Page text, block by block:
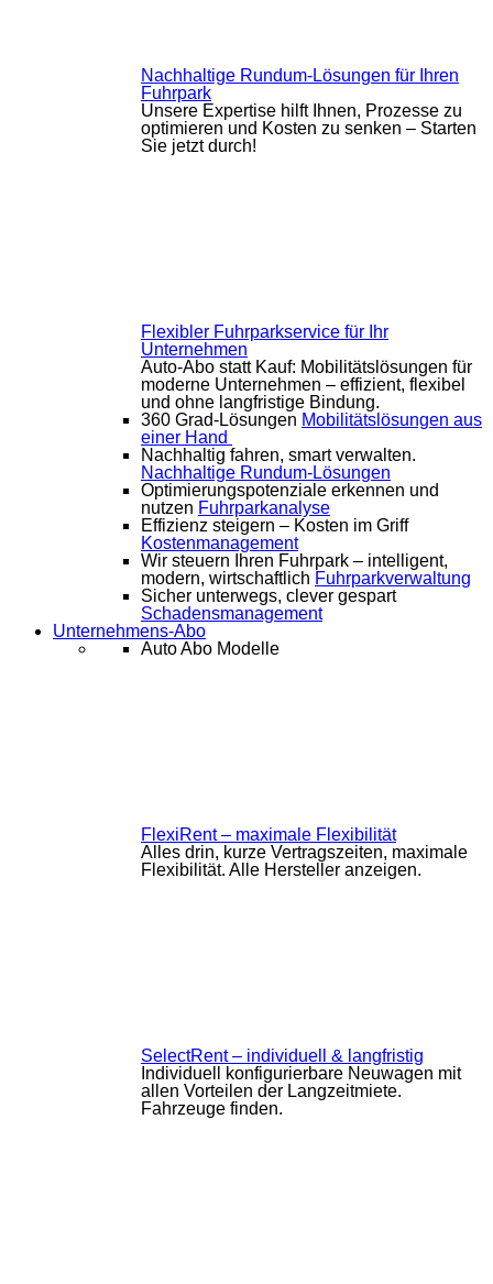
Nachhaltige Rundum-Lösungen für Ihren
Fuhrpark
Unsere Expertise hilft Ihnen, Prozesse zu
optimieren und Kosten zu senken – Starten
Sie jetzt durch!
Flexibler Fuhrparkservice für Ihr
Unternehmen
Auto-Abo statt Kauf: Mobilitätslösungen für
moderne Unternehmen – effizient, flexibel
und ohne langfristige Bindung.
360 Grad-Lösungen Mobilitätslösungen aus
einer Hand
Nachhaltig fahren, smart verwalten.
Nachhaltige Rundum-Lösungen
Optimierungspotenziale erkennen und
nutzen Fuhrparkanalyse
Effizienz steigern – Kosten im Griff
Kostenmanagement
Wir steuern Ihren Fuhrpark – intelligent,
modern, wirtschaftlich Fuhrparkverwaltung
Sicher unterwegs, clever gespart
Schadensmanagement
Unternehmens-Abo
Auto Abo Modelle
FlexiRent – maximale Flexibilität
Alles drin, kurze Vertragszeiten, maximale
Flexibilität. Alle Hersteller anzeigen.
SelectRent – individuell & langfristig
Individuell konfigurierbare Neuwagen mit
allen Vorteilen der Langzeitmiete.
Fahrzeuge finden.